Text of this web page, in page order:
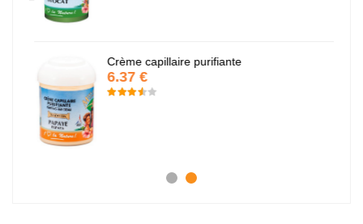
Crème capillaire purifiante
6.37 €